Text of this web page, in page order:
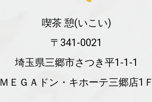
喫茶 憩(いこい)
〒341-0021
埼玉県三郷市さつき平1-1-1
ＭＥＧＡドン・キホーテ三郷店1Ｆ